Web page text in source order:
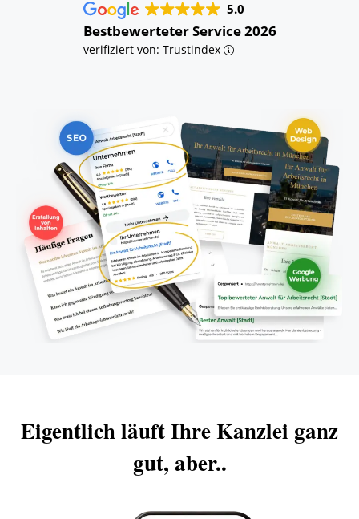
5.0
Bestbewerteter Service 2026
verifiziert von: Trustindex
Eigentlich läuft Ihre Kanzlei ganz
gut, aber..